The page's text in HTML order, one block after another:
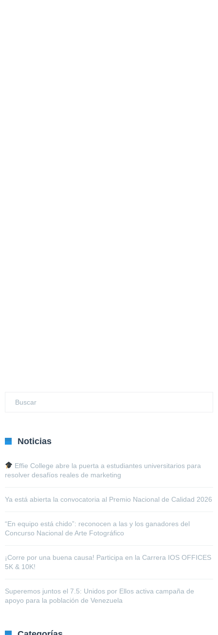
Noticias
Effie College abre la puerta a estudiantes universitarios para
resolver desafíos reales de marketing
Ya está abierta la convocatoria al Premio Nacional de Calidad 2026
“En equipo está chido”: reconocen a las y los ganadores del
Concurso Nacional de Arte Fotográfico
¡Corre por una buena causa! Participa en la Carrera IOS OFFICES
5K & 10K!
Superemos juntos el 7.5: Unidos por Ellos activa campaña de
apoyo para la población de Venezuela